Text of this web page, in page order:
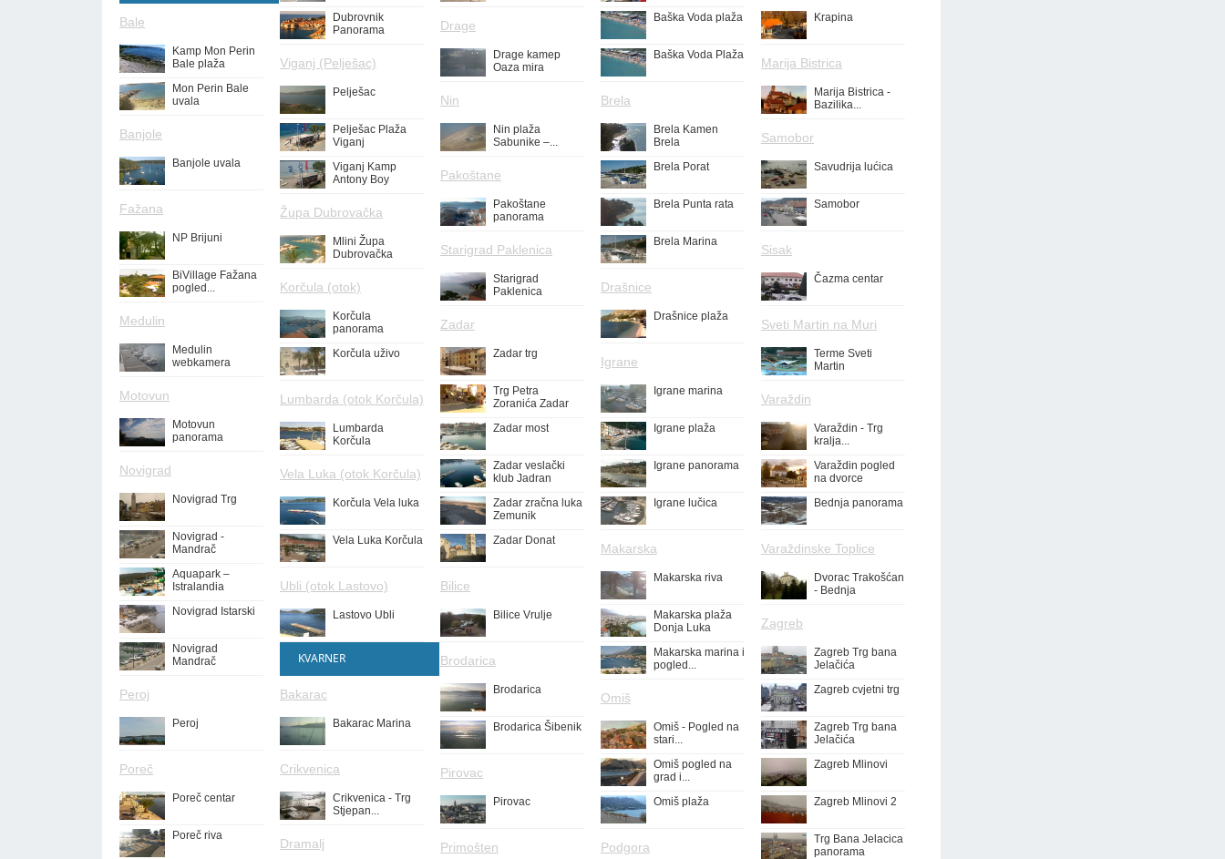
Bale
Kamp Mon Perin
Bale plaža
Mon Perin Bale
uvala
Banjole
Banjole uvala
Fažana
NP Brijuni
BiVillage Fažana
pogled...
Medulin
Medulin
webkamera
Motovun
Motovun
panorama
Novigrad
Novigrad Trg
Novigrad -
Mandrač
Aquapark –
Istralandia
Novigrad Istarski
Novigrad
Mandrač
Peroj
Peroj
Poreč
Poreč centar
Poreč riva
Dubrovnik
Panorama
Viganj (Pelješac)
Pelješac
Pelješac Plaža
Viganj
Viganj Kamp
Antony Boy
Župa Dubrovačka
Mlini Župa
Dubrovačka
Korčula (otok)
Korčula
panorama
Korčula uživo
Lumbarda (otok Korčula)
Lumbarda
Korčula
Vela Luka (otok Korčula)
Korčula Vela luka
Vela Luka Korčula
Ubli (otok Lastovo)
Lastovo Ubli
KVARNER
Bakarac
Bakarac Marina
Crikvenica
Crikvenica - Trg
Stjepan...
Dramalj
Drage
Drage kamep
Oaza mira
Nin
Nin plaža
Sabunike –...
Pakoštane
Pakoštane
panorama
Starigrad Paklenica
Starigrad
Paklenica
Zadar
Zadar trg
Trg Petra
Zoranića Zadar
Zadar most
Zadar veslački
klub Jadran
Zadar zračna luka
Zemunik
Zadar Donat
Bilice
Bilice Vrulje
Brodarica
Brodarica
Brodarica Šibenik
Pirovac
Pirovac
Primošten
Baška Voda plaža
Baška Voda Plaža
Brela
Brela Kamen
Brela
Brela Porat
Brela Punta rata
Brela Marina
Drašnice
Drašnice plaža
Igrane
Igrane marina
Igrane plaža
Igrane panorama
Igrane lučica
Makarska
Makarska riva
Makarska plaža
Donja Luka
Makarska marina i
pogled...
Omiš
Omiš - Pogled na
stari...
Omiš pogled na
grad i...
Omiš plaža
Podgora
Krapina
Marija Bistrica
Marija Bistrica -
Bazilika...
Samobor
Savudrija lućica
Samobor
Sisak
Čazma centar
Sveti Martin na Muri
Terme Sveti
Martin
Varaždin
Varaždin - Trg
kralja...
Varaždin pogled
na dvorce
Bednja panorama
Varaždinske Toplice
Dvorac Trakošćan
- Bednja
Zagreb
Zagreb Trg bana
Jelačića
Zagreb cvjetni trg
Zagreb Trg bana
Jelačića
Zagreb Mlinovi
Zagreb Mlinovi 2
Trg Bana Jelacica
panorama